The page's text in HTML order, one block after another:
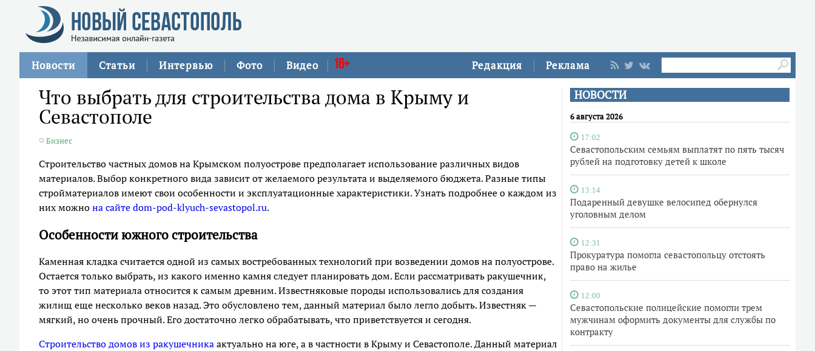
Редакция Реклама
Новости Статьи Интервью Фото Видео 16+
НОВОСТИ
6 августа 2026
17:02
Севастопольским семьям выплатят по пять тысяч
рублей на подготовку детей к школе
13:14
Подаренный девушке велосипед обернулся
уголовным делом
12:31
Прокуратура помогла севастопольцу отстоять
право на жилье
12:00
Севастопольские полицейские помогли трем
мужчинам оформить документы для службы по
контракту
Что выбрать для строительства дома в Крыму и
Севастополе
Бизнес
Строительство частных домов на Крымском полуострове предполагает использование различных видов
материалов. Выбор конкретного вида зависит от желаемого результата и выделяемого бюджета. Разные типы
стройматериалов имеют свои особенности и эксплуатационные характеристики. Узнать подробнее о каждом из
них можнона сайте dom-pod-klyuch-sevastopol.ru.
Особенности южного строительства
Каменная кладка считается одной из самых востребованных технологий при возведении домов на полуострове.
Остается только выбрать, из какого именно камня следует планировать дом. Если рассматривать ракушечник,
то этот тип материала относится к самым древним. Известняковые породы использовались для создания
жилищ еще несколько веков назад. Это обусловлено тем, данный материал было легло добыть. Известняк —
мягкий, но очень прочный. Его достаточно легко обрабатывать, что приветствуется и сегодня.
Строительство домов из ракушечникаактуально на юге, а в частности в Крыму и Севастополе. Данный материал